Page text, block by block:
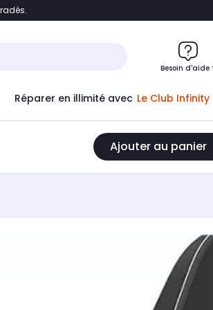
Accéder directement au chatbot
Besoin d'aide
Réparer en illimité avec Le Club Infinity
Ajouter au panier